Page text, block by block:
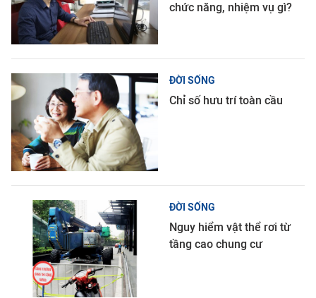
chức năng, nhiệm vụ gì?
ĐỜI SỐNG
Chỉ số hưu trí toàn cầu
ĐỜI SỐNG
Nguy hiểm vật thể rơi từ
tầng cao chung cư